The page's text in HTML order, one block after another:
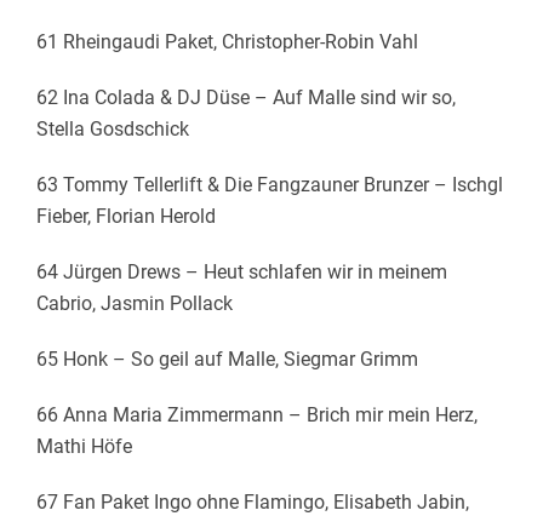
61 Rheingaudi Paket, Christopher-Robin Vahl
62 Ina Colada & DJ Düse – Auf Malle sind wir so,
Stella Gosdschick
63 Tommy Tellerlift & Die Fangzauner Brunzer – Ischgl
Fieber, Florian Herold
64 Jürgen Drews – Heut schlafen wir in meinem
Cabrio, Jasmin Pollack
65 Honk – So geil auf Malle, Siegmar Grimm
66 Anna Maria Zimmermann – Brich mir mein Herz,
Mathi Höfe
67 Fan Paket Ingo ohne Flamingo, Elisabeth Jabin,